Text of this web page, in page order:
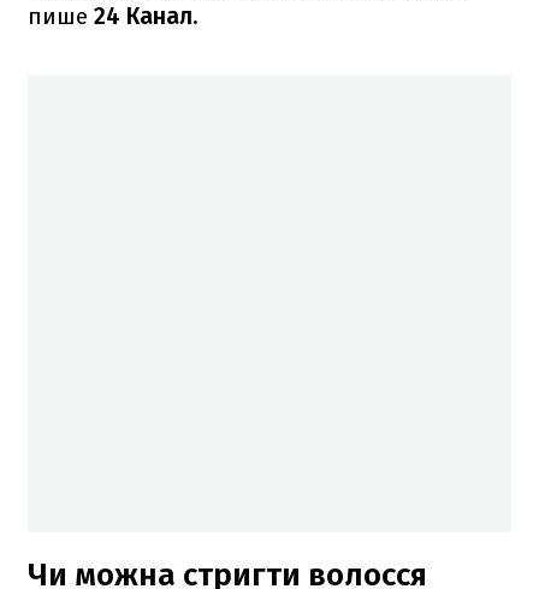
пише 24 Канал.
Чи можна стригти волосся